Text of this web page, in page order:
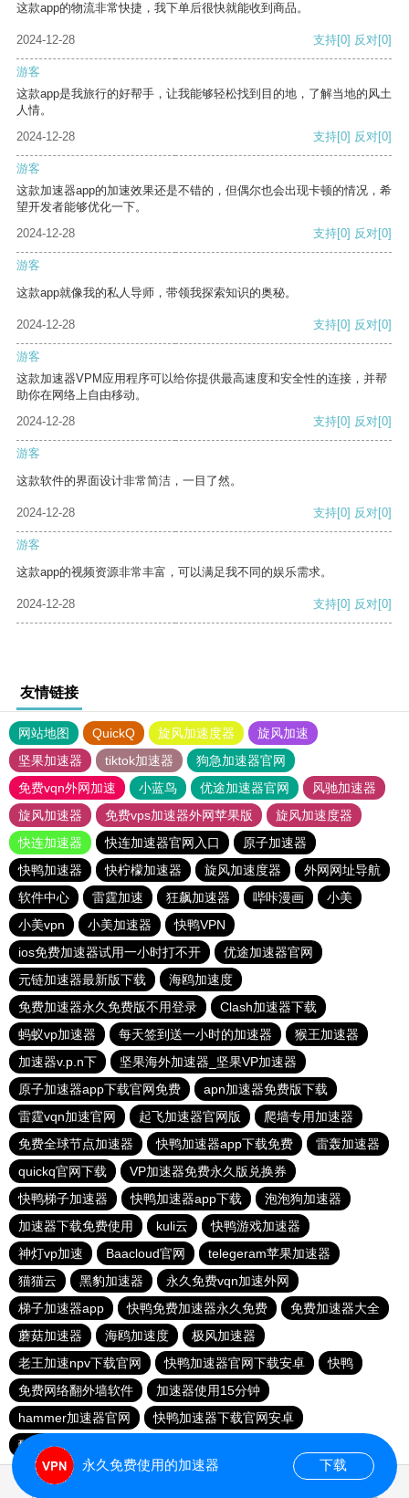
这款app的物流非常快捷，我下单后很快就能收到商品。
2024-12-28 支持[0] 反对[0]
游客
这款app是我旅行的好帮手，让我能够轻松找到目的地，了解当地的风土
人情。
2024-12-28
支持[0] 反对[0]
游客
这款加速器app的加速效果还是不错的，但偶尔也会出现卡顿的情况，希
望开发者能够优化一下。
2024-12-28
支持[0] 反对[0]
游客
这款app就像我的私人导师，带领我探索知识的奥秘。
2024-12-28 支持[0] 反对[0]
游客
这款加速器VPM应用程序可以给你提供最高速度和安全性的连接，并帮
助你在网络上自由移动。
2024-12-28
支持[0] 反对[0]
游客
这款软件的界面设计非常简洁，一目了然。
2024-12-28 支持[0] 反对[0]
游客
这款app的视频资源非常丰富，可以满足我不同的娱乐需求。
2024-12-28 支持[0] 反对[0]
友情链接
网站地图 QuickQ 旋风加速度器
旋风加速
坚果加速器
tiktok加速器
狗急加速器官网
免费vqn外网加速
小蓝鸟 优途加速器官网
风驰加速器
旋风加速器
免费vps加速器外网苹果版
旋风加速度器
快连加速器
快连加速器官网入口
原子加速器
快鸭加速器
快柠檬加速器 旋风加速度器
外网网址导航
软件中心
雷霆加速 狂飙加速器 哔咔漫画
小美
小美vpn
小美加速器
快鸭VPN
ios免费加速器试用一小时打不开
优途加速器官网
元链加速器最新版下载
海鸥加速度
免费加速器永久免费版不用登录
Clash加速器下载
蚂蚁vp加速器
每天签到送一小时的加速器
猴王加速器
加速器v.p.n下
坚果海外加速器_坚果VP加速器
原子加速器app下载官网免费
apn加速器免费版下载
雷霆vqn加速官网
起飞加速器官网版
爬墙专用加速器
免费全球节点加速器
快鸭加速器app下载免费
雷轰加速器
quickq官网下载
VP加速器免费永久版兑换券
快鸭梯子加速器
快鸭加速器app下载
泡泡狗加速器
加速器下载免费使用
kuli云
快鸭游戏加速器
神灯vp加速
Baacloud官网
telegeram苹果加速器
猫猫云
黑豹加速器
永久免费vqn加速外网
梯子加速器app
快鸭免费加速器永久免费
免费加速器大全
蘑菇加速器
海鸥加速度
极风加速器
老王加速npv下载官网
快鸭加速器官网下载安卓
快鸭
免费网络翻外墙软件
加速器使用15分钟
hammer加速器官网
快鸭加速器下载官网安卓
酷通vp加速器
永久免费使用的加速器 下载